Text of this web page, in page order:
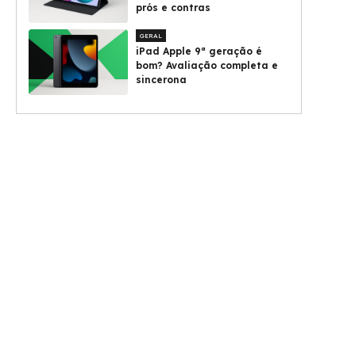
prós e contras
GERAL
iPad Apple 9ª geração é
bom? Avaliação completa e
sincerona